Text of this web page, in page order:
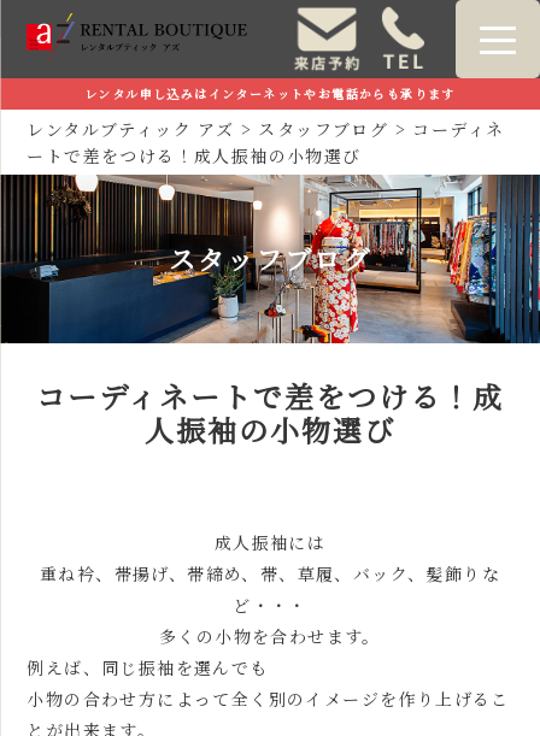
レンタル申し込みはインターネットやお電話からも承ります
レンタルブティック アズ > スタッフブログ > コーディネ
ートで差をつける！成人振袖の小物選び
スタッフブログ
コーディネートで差をつける！成
人振袖の小物選び
成人振袖には
重ね衿、帯揚げ、帯締め、帯、草履、バック、髪飾りな
ど・・・
多くの小物を合わせます。
例えば、同じ振袖を選んでも
小物の合わせ方によって全く別のイメージを作り上げるこ
とが出来ます。